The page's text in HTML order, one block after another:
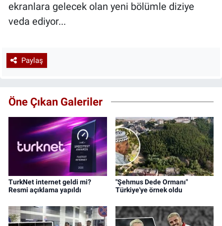
ekranlara gelecek olan yeni bölümle diziye
veda ediyor...
Paylaş
Öne Çıkan Galeriler
TurkNet internet geldi mi?
Resmi açıklama yapıldı
"Şehmus Dede Ormanı"
Türkiye'ye örnek oldu